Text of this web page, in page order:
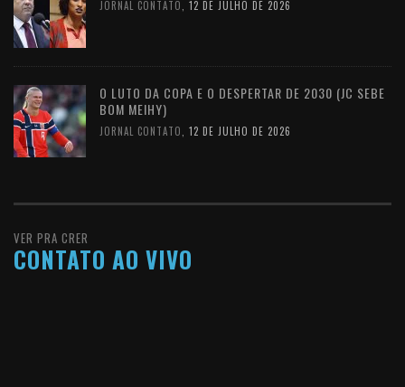
JORNAL CONTATO 12 DE JULHO DE 2026
O LUTO DA COPA E O DESPERTAR DE 2030 (JC SEBE
BOM MEIHY)
JORNAL CONTATO 12 DE JULHO DE 2026
VER PRA CRER
CONTATO AO VIVO